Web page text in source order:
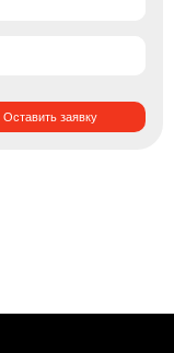
Оставить заявку